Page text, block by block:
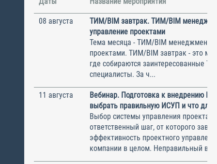
08 августа
ТИМ/BIM завтрак. ТИМ/BIM
управление проектами
Тема месяца - ТИМ/BIM менеджмент и
проектами. ТИМ/BIM завтрак - это
где собираются заинтересованные
специалисты. За ч...
11 августа
Вебинар. Подготовка к внедрению
выбрать правильную ИСУП и что для
Выбор системы управления
ответственный шаг, от которого
эффективность проектного
компании в целом. Неправильный